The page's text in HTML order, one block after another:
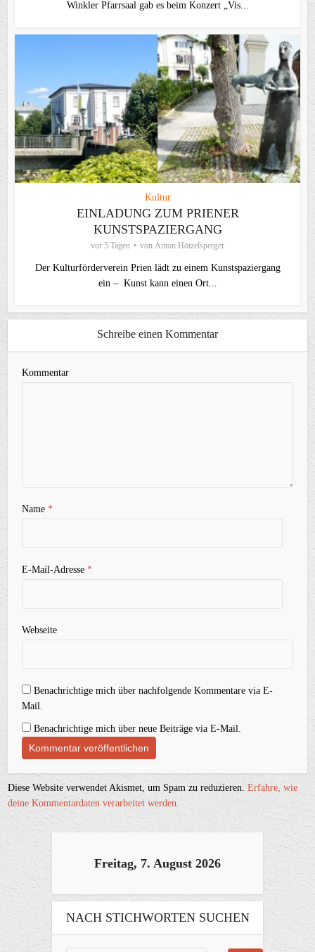
Winkler Pfarrsaal gab es beim Konzert „Vis...
Kultur
EINLADUNG ZUM PRIENER
KUNSTSPAZIERGANG
vor 5 Tagen von Anton Hötzelsperger
Der Kulturförderverein Prien lädt zu einem Kunstspaziergang
ein – Kunst kann einen Ort...
Schreibe einen Kommentar
Kommentar
Name*
E-Mail-Adresse*
Webseite
Benachrichtige mich über nachfolgende Kommentare via E-
Mail.
Benachrichtige mich über neue Beiträge via E-Mail.
Diese Website verwendet Akismet, um Spam zu reduzieren.Erfahre, wie
deine Kommentardaten verarbeitet werden.
Freitag, 7. August 2026
NACH STICHWORTEN SUCHEN